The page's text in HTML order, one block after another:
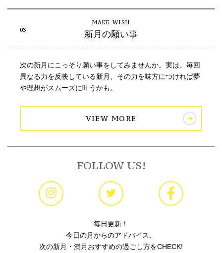
新月の願い事
次の新月にこっそり願い事をしてみませんか。実は、毎回
異なる力を反映している新月、その力を味方につければ夢
や理想がスムーズに叶うかも。
VIEW MORE
FOLLOW US!
毎日更新！
今日の月からのアドバイス、
次の新月・満月おすすめの過ごし方をCHECK!